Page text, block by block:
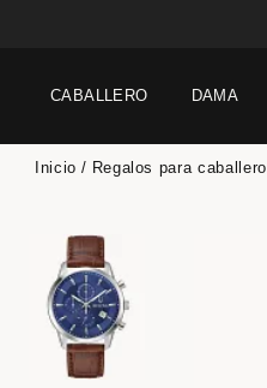
CABALLERO DAMA
Inicio Regalos para caballero